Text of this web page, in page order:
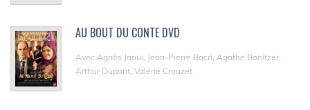
AU BOUT DU CONTE DVD
Avec Agnès Jaoui, Jean-Pierre Bacri, Agathe Bonitzer,
Arthur Dupont, Valérie Crouzet